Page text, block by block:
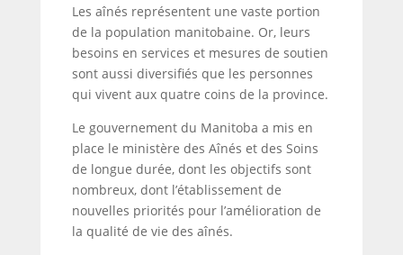
Les aînés représentent une vaste portion
de la population manitobaine. Or, leurs
besoins en services et mesures de soutien
sont aussi diversifiés que les personnes
qui vivent aux quatre coins de la province.
Le gouvernement du Manitoba a mis en
place le ministère des Aînés et des Soins
de longue durée, dont les objectifs sont
nombreux, dont l’établissement de
nouvelles priorités pour l’amélioration de
la qualité de vie des aînés.